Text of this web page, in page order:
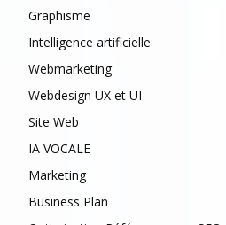
Graphisme
Intelligence artificielle
Webmarketing
Webdesign UX et UI
Site Web
IA VOCALE
Marketing
Business Plan